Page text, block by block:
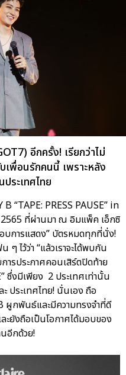
อีกครั้ง! เรียกว่าไม่
พื่อนรักคนนี้ เพราะหลัง
ระเทศไทย
“TAPE: PRESS PAUSE” in
ที่ผ่านมา ณ อิมแพ็ค เอ็กซิ
บการแสดง” บัตรหมดทุกที่นั่ง!
ไว้ว่า “แล้วเราจะได้พบกัน
รประกาศคอนเสิร์ตปิดท้าย
ซึ่งมีเพียง 2 ประเทศเท่านั้น
ประเทศไทย! นั่นเอง ถือ
ผูกพันธ์และมีความทรงจำที่ดี
ะยังถือเป็นโอกาศได้มอบของ
อีกด้วย!